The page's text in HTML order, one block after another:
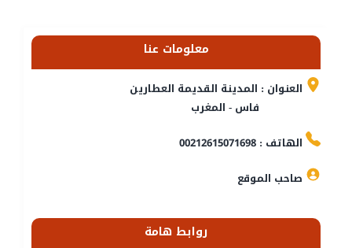
معلومات عنا
العنوان : المدينة القديمة العطارين
فاس - المغرب
الهاتف : 00212615071698
صاحب الموقع
روابط هامة